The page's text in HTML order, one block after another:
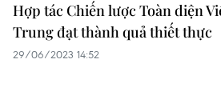
Hợp tác Chiến lược Toàn diện
Trung đạt thành quả thiết thực
29/06/2023 14:52